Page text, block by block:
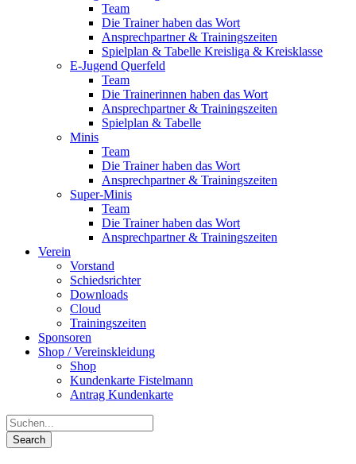
Team
Die Trainer haben das Wort
Ansprechpartner & Trainingszeiten
Spielplan & Tabelle Kreisliga & Kreisklasse
E-Jugend Querfeld
Team
Die Trainerinnen haben das Wort
Ansprechpartner & Trainingszeiten
Spielplan & Tabelle
Minis
Team
Die Trainer haben das Wort
Ansprechpartner & Trainingszeiten
Super-Minis
Team
Die Trainer haben das Wort
Ansprechpartner & Trainingszeiten
Verein
Vorstand
Schiedsrichter
Downloads
Cloud
Trainingszeiten
Sponsoren
Shop / Vereinskleidung
Shop
Kundenkarte Fistelmann
Antrag Kundenkarte